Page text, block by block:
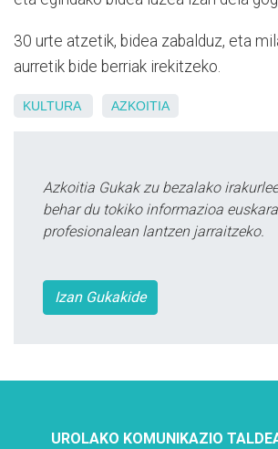
30 urte atzetik, bidea zabalduz, eta
aurretik bide berriak irekitzeko.
KULTURA AZKOITIA
Azkoitia Gukak zu bezalako
behar du tokiko informazioa
profesionalean lantzen jarraitzeko.
Izan Gukakide
UROLAKO KOMUNIKAZIO